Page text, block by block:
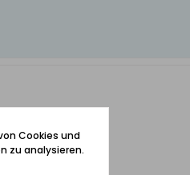
Cookies und
zu analysieren.